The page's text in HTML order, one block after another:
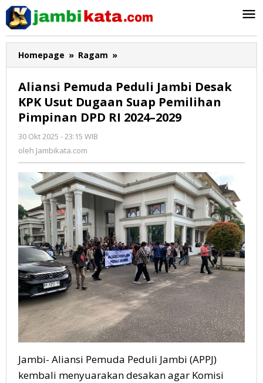
Lewati
konten
Homepage » Ragam »
Pemuda
Peduli
Jambi
Desak
KPK
Pemilihan
Pimpinan
DPD
RI
2024–
2029
Aliansi Pemuda Peduli Jambi Desak
KPK Usut Dugaan Suap Pemilihan
Pimpinan DPD RI 2024–2029
30 Okt 2025 - 23:15 WIB
oleh Jambikata.com
Jambi- Aliansi Pemuda Peduli Jambi (APPJ)
kembali menyuarakan desakan agar Komisi